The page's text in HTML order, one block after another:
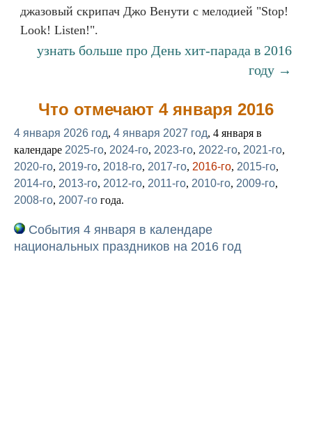
джазовый скрипач Джо Венути с мелодией "Stop!
Look! Listen!".
узнать больше про День хит-парада в 2016
году →
Что отмечают 4 января 2016
4 января 2026 год, 4 января 2027 год, 4 января в
календаре 2025-го, 2024-го, 2023-го, 2022-го, 2021-го,
2020-го, 2019-го, 2018-го, 2017-го, 2016-го, 2015-го,
2014-го, 2013-го, 2012-го, 2011-го, 2010-го, 2009-го,
2008-го, 2007-го года.
События 4 января в календаре
национальных праздников на 2016 год